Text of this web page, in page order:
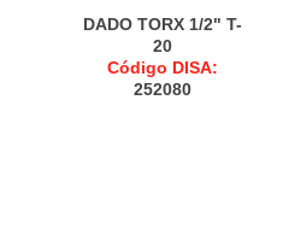
DADO TORX 1/2" T-
20
Código DISA:
252080